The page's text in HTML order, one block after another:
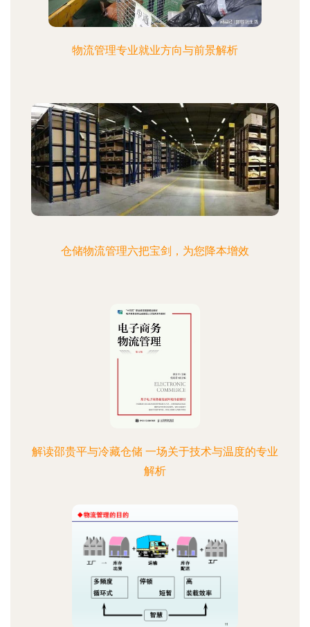
物流管理专业就业方向与前景解析
仓储物流管理六把宝剑，为您降本增效
解读邵贵平与冷藏仓储 一场关于技术与温度的专业
解析